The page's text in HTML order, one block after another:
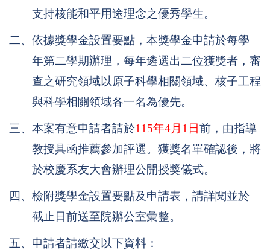
支持核能和平用途理念之優秀學生。
二、依據獎學金設置要點，本獎學金申請於每學
年第二學期辦理，每年遴選出二位獲獎者，審
查之研究領域以原子科學相關領域、核子工程
與科學相關領域各一名為優先。
三、本案有意申請者請於115年4月1日前，由指導
教授具函推薦參加評選。獲獎名單確認後，將
於校慶系友大會辦理公開授獎儀式。
四、檢附獎學金設置要點及申請表，請詳閱並於
截止日前送至院辦公室彙整。
五、申請者請繳交以下資料：